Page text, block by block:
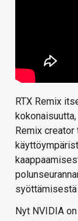
RTX Remix
Remix
Nyt NVIDIA